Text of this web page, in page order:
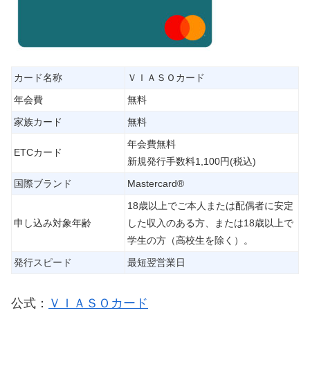
カード名称
ＶＩＡＳＯカード
年会費
無料
家族カード
無料
ETCカード
年会費無料
新規発行手数料1,100円(税込)
国際ブランド
Mastercard®
申し込み対象年齢
18歳以上でご本人または配偶者に安定
した収入のある方、または18歳以上で
学生の方（高校生を除く）。
発行スピード
最短翌営業日
公式： ＶＩＡＳＯカード